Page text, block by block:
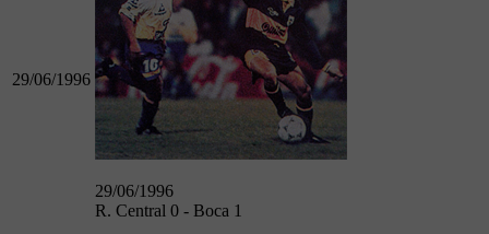
29/06/1996
29/06/1996
R. Central 0 - Boca 1